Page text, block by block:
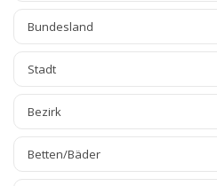
Bundesland
Stadt
Bezirk
Betten/Bäder